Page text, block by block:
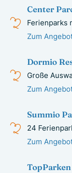
Center
Ferienparks
Zum
Dormio
Große
Zum
Summio
24
Zum
TopParken